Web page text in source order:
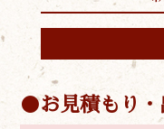
お見積もり・